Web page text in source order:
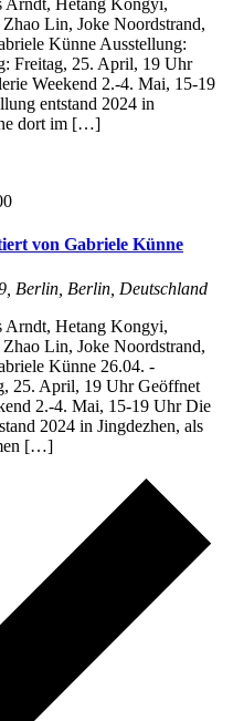
Arndt, Hetang Kongyi,
Lin, Joke Noordstrand,
Künne Ausstellung:
Freitag, 25. April, 19 Uhr
Weekend 2.-4. Mai, 15-19
entstand 2024 in
dort im […]
von Gabriele Künne
Berlin, Berlin, Deutschland
Arndt, Hetang Kongyi,
Lin, Joke Noordstrand,
Künne 26.04. -
25. April, 19 Uhr Geöffnet
2.-4. Mai, 15-19 Uhr Die
2024 in Jingdezhen, als
[…]